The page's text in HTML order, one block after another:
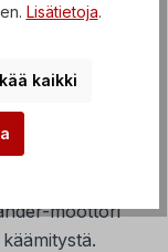
on
moottori
Lisätietoja.
kaikki